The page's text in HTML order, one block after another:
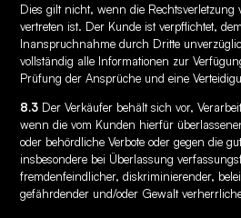
Dies gilt nicht, wenn die Rechtsverletzung
vertreten ist. Der Kunde ist verpflichtet,
Inanspruchnahme durch Dritte
vollständig alle Informationen zur
Prüfung der Ansprüche und eine
8.3 Der Verkäufer behält sich vor,
wenn die vom Kunden hierfür
oder behördliche Verbote oder gegen die
insbesondere bei Überlassung
fremdenfeindlicher, diskriminierender,
gefährdender und/oder Gewalt